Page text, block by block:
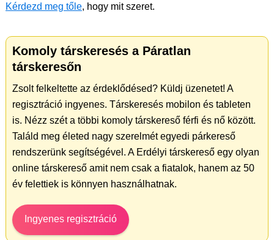
Kérdezd meg tőle, hogy mit szeret.
Komoly társkeresés a Páratlan
társkeresőn
Zsolt felkeltette az érdeklődésed? Küldj üzenetet! A
regisztráció ingyenes. Társkeresés mobilon és tableten
is. Nézz szét a többi komoly társkereső férfi és nő között.
Találd meg életed nagy szerelmét egyedi párkereső
rendszerünk segítségével. A Erdélyi társkereső egy olyan
online társkereső amit nem csak a fiatalok, hanem az 50
év felettiek is könnyen használhatnak.
Ingyenes regisztráció